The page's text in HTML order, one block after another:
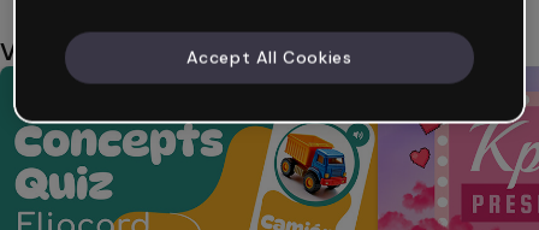
Vous aimerez aussiAccept All Cookies